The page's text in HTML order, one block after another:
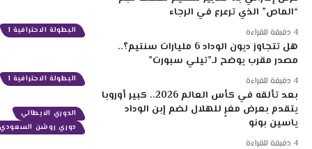
البطولة الاحترافية 1
“الماص” الذي ترعرع في الرجاء
البطولة الاحترافية 1
هل تتجاوز ديون الوداد 6 مليارات سنتيم؟..
مصدر مقرب يوضح لـ”تيلي سبورت”
الدوري الايطالي
دوري روشن السعودي
بعد تألقه في كأس العالم 2026.. كبير أوروبا
يتقدم بعرض مغرٍ للهلال لضم إبن الوداد
ياسين بونو